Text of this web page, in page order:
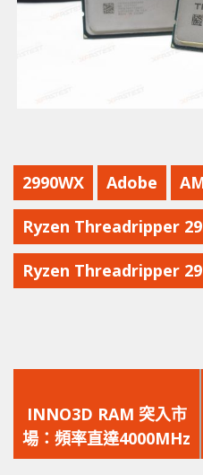
2990WX Adobe
Ryzen Threadripper
Ryzen Threadripper
一
篇
文
INNO3D RAM 突入市
場：頻率直達4000MHz